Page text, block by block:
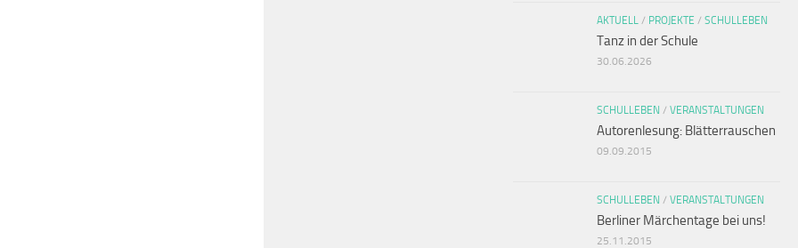
AKTUELL / PROJEKTE / SCHULLEBEN
Tanz in der Schule
30.06.2026
SCHULLEBEN / VERANSTALTUNGEN
Autorenlesung: Blätterrauschen
09.09.2015
SCHULLEBEN / VERANSTALTUNGEN
Berliner Märchentage bei uns!
25.11.2015